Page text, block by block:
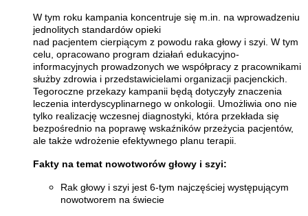
W tym roku kampania koncentruje się m.in. na wprowadzeniu
jednolitych standardów opieki
nad pacjentem cierpiącym z powodu raka głowy i szyi. W tym
celu, opracowano program działań edukacyjno-
informacyjnych prowadzonych we współpracy z pracownikami
służby zdrowia i przedstawicielami organizacji pacjenckich.
Tegoroczne przekazy kampanii będą dotyczyły znaczenia
leczenia interdyscyplinarnego w onkologii. Umożliwia ono nie
tylko realizację wczesnej diagnostyki, która przekłada się
bezpośrednio na poprawę wskaźników przeżycia pacjentów,
ale także wdrożenie efektywnego planu terapii.
Fakty na temat nowotworów głowy i szyi:
Rak głowy i szyi jest 6-tym najczęściej występującym
nowotworem na świecie